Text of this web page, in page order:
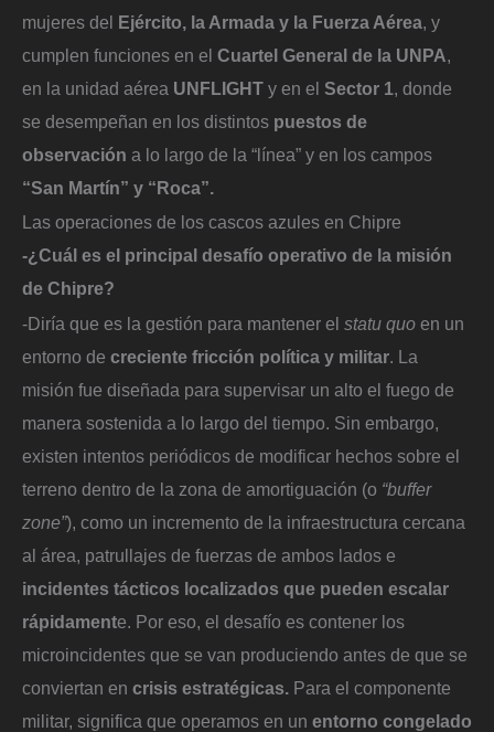
mujeres del Ejército, la Armada y la Fuerza Aérea, y
cumplen funciones en el Cuartel General de la UNPA,
en la unidad aérea UNFLIGHT y en el Sector 1, donde
se desempeñan en los distintos puestos de
observación a lo largo de la “línea” y en los campos
“San Martín” y “Roca”.
Las operaciones de los cascos azules en Chipre
-¿Cuál es el principal desafío operativo de la misión
de Chipre?
-Diría que es la gestión para mantener el statu quo en un
entorno de creciente fricción política y militar. La
misión fue diseñada para supervisar un alto el fuego de
manera sostenida a lo largo del tiempo. Sin embargo,
existen intentos periódicos de modificar hechos sobre el
terreno dentro de la zona de amortiguación (o “buffer
zone”), como un incremento de la infraestructura cercana
al área, patrullajes de fuerzas de ambos lados e
incidentes tácticos localizados que pueden escalar
rápidamente. Por eso, el desafío es contener los
microincidentes que se van produciendo antes de que se
conviertan en crisis estratégicas. Para el componente
militar, significa que operamos en un entorno congelado